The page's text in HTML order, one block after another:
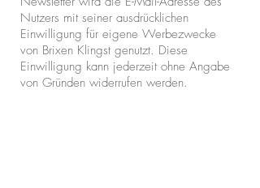
Nutzers mit seiner ausdrücklichen
Einwilligung für eigene Werbezwecke
von Brixen Klingst genutzt. Diese
Einwilligung kann jederzeit ohne Angabe
von Gründen widerrufen werden.